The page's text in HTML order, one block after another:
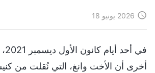
2026 يونيو 18
في
أخرى أن الأخت وانغ، التي نُقلت من